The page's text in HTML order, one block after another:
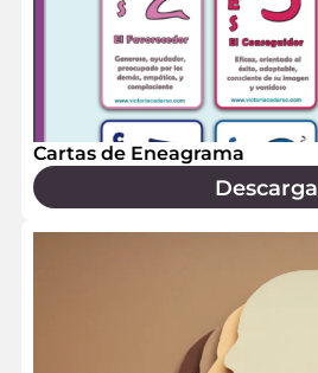
Cartas de Eneagrama
Descarga